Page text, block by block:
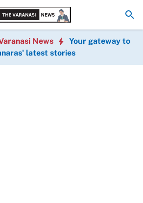
हैं- बात नहीं करोगी तो जान दे दूंगा: वाराणसी में विधवा
News
Your gateway to
latest stories